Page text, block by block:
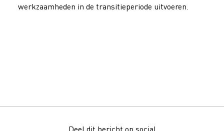
werkzaamheden in de transitieperiode uitvoeren.
Deel dit bericht op social